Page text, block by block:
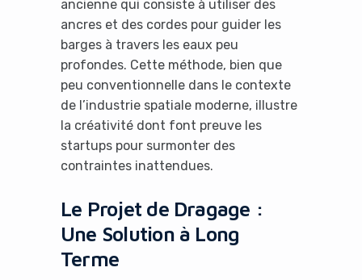
ancienne qui consiste à utiliser des
ancres et des cordes pour guider les
barges à travers les eaux peu
profondes. Cette méthode, bien que
peu conventionnelle dans le contexte
de l’industrie spatiale moderne, illustre
la créativité dont font preuve les
startups pour surmonter des
contraintes inattendues.
Le Projet de Dragage :
Une Solution à Long
Terme